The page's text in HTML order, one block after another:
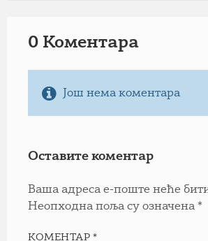
0 Коментарa
Још нема коментара
Оставите коментар
Ваша адреса е-поште неће
Неопходна поља су означена *
КОМЕНТАР*